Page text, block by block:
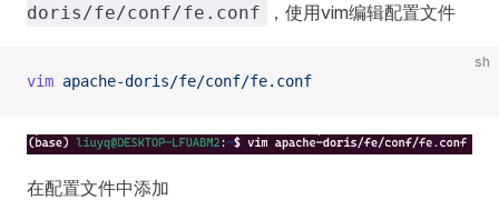
doris/fe/conf/fe.conf
，使用vim编辑配置文件
sh
vim apache-doris/fe/conf/fe.conf
在配置文件中添加